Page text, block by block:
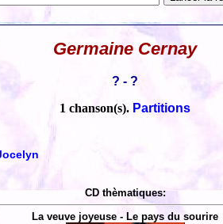
Germaine Cernay
? - ?
1 chanson(s). Partitions
CD thèmatiques:
La veuve joyeuse - Le pays du sourire